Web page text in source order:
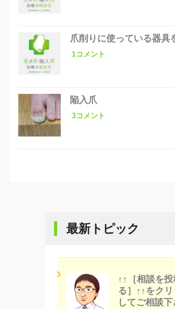
爪削りに使っている器具
1コメント
陥入爪
3コメント
最新トピック
↑↑［相談を
る］↑↑をクリ
してご相談下